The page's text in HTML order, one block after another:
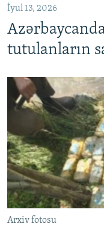
İyul 13, 2026
tutulanların
Arxiv fotosu